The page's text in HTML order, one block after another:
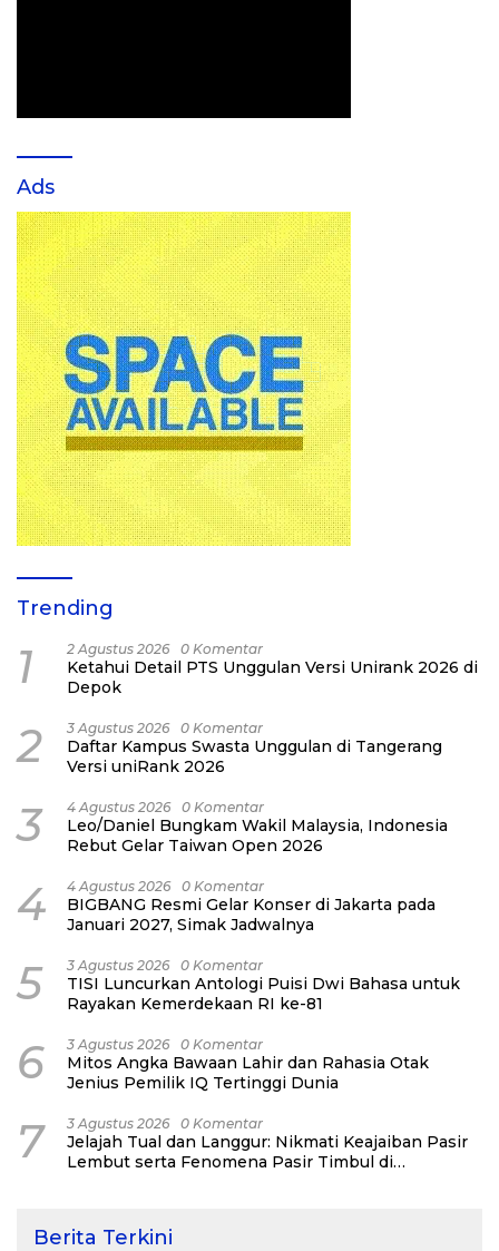
Ads
Trending
1 2 Agustus 2026 0 Komentar
Ketahui Detail PTS Unggulan Versi Unirank 2026 di
Depok
2 3 Agustus 2026 0 Komentar
Daftar Kampus Swasta Unggulan di Tangerang
Versi uniRank 2026
3 4 Agustus 2026 0 Komentar
Leo/Daniel Bungkam Wakil Malaysia, Indonesia
Rebut Gelar Taiwan Open 2026
4 4 Agustus 2026 0 Komentar
BIGBANG Resmi Gelar Konser di Jakarta pada
Januari 2027, Simak Jadwalnya
5 3 Agustus 2026 0 Komentar
TISI Luncurkan Antologi Puisi Dwi Bahasa untuk
Rayakan Kemerdekaan RI ke-81
6 3 Agustus 2026 0 Komentar
Mitos Angka Bawaan Lahir dan Rahasia Otak
Jenius Pemilik IQ Tertinggi Dunia
7 3 Agustus 2026 0 Komentar
Jelajah Tual dan Langgur: Nikmati Keajaiban Pasir
Lembut serta Fenomena Pasir Timbul di
Berita Terkini